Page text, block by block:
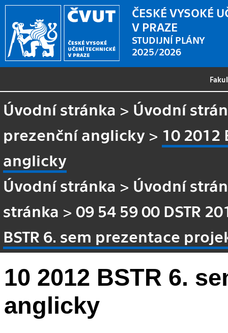
ČESKÉ VYSOKÉ
V PRAZE
STUDIJNÍ PLÁNY
2025/2026
Úvodní stránka > Úvodní
prezenční anglicky > 10 2012
anglicky
Úvodní stránka > Úvodní
stránka >09 54 59 00 DSTR
BSTR 6. sem prezentace
10 2012 BSTR 6.
anglicky